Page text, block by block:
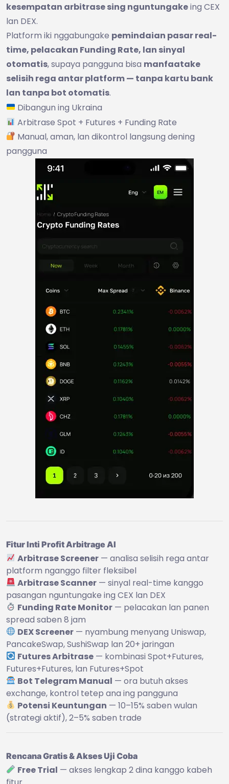
kesempatan arbitrase sing nguntungakeing CEX
lan DEX.
Platform iki nggabungake pemindaian pasar real-
time, pelacakan Funding Rate, lan sinyal
otomatis, supaya pangguna bisa manfaatake
selisih rega antar platform — tanpa kartu bank
lan tanpa bot otomatis.
Dibangun ing Ukraina
Arbitrase Spot + Futures + Funding Rate
Manual, aman, lan dikontrol langsung dening
pangguna
Fitur Inti Profit Arbitrage AI
Arbitrase Screener — analisa selisih rega antar
platform nganggo filter fleksibel
Arbitrase Scanner — sinyal real-time kanggo
pasangan nguntungake ing CEX lan DEX
Funding Rate Monitor — pelacakan lan panen
spread saben 8 jam
DEX Screener — nyambung menyang Uniswap,
PancakeSwap, SushiSwap lan 20+ jaringan
Futures Arbitrase — kombinasi Spot+Futures,
Futures+Futures, lan Futures+Spot
Bot Telegram Manual — ora butuh akses
exchange, kontrol tetep ana ing pangguna
Potensi Keuntungan — 10–15% saben wulan
(strategi aktif), 2–5% saben trade
Rencana Gratis & Akses Uji Coba
Free Trial — akses lengkap 2 dina kanggo kabeh